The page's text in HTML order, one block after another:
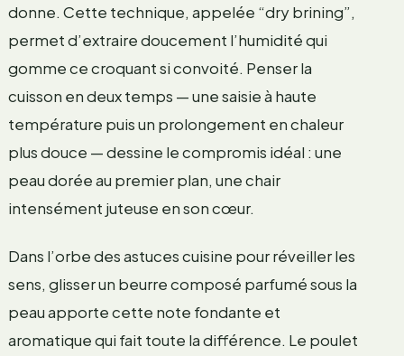
donne. Cette technique, appelée “dry brining”,
permet d’extraire doucement l’humidité qui
gomme ce croquant si convoité. Penser la
cuisson en deux temps — une saisie à haute
température puis un prolongement en chaleur
plus douce — dessine le compromis idéal : une
peau dorée au premier plan, une chair
intensément juteuse en son cœur.
Dans l’orbe des astuces cuisine pour réveiller les
sens, glisser un beurre composé parfumé sous la
peau apporte cette note fondante et
aromatique qui fait toute la différence. Le poulet